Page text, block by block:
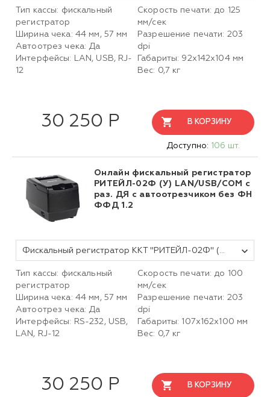
Тип кассы: фискальный
регистратор
Ширина чека: 44 мм, 57 мм
Автоотрез чека: Да
Интерфейсы: LAN, USB, RJ-
12
Скорость печати: до 125
мм/сек
Разрешение печати: 203
dpi
Габариты: 92х142х104мм
Вес: 0,7 кг
30 250 Р В КОРЗИНУ
Доступно: 106 шт.
Онлайн фискальный регистратор
РИТЕЙЛ-02Ф (У) LAN/USB/COM с
раз. ДЯ с автоотрезчиком без ФН
ФФД 1.2
Фискальный регистратор ККТ "РИТЕЙЛ-02Ф" (У) LAN/USB/COM с раз. ДЯ с автоотрезчиком (черный) без ФН
Тип кассы: фискальный
регистратор
Ширина чека: 44 мм, 57 мм
Автоотрез чека: Да
Интерфейсы: RS-232, USB,
LAN, RJ-12
Скорость печати: до 100
мм/сек
Разрешение печати: 203
dpi
Габариты: 107х162х100 мм
Вес: 0,7 кг
30 250 Р В КОРЗИНУ